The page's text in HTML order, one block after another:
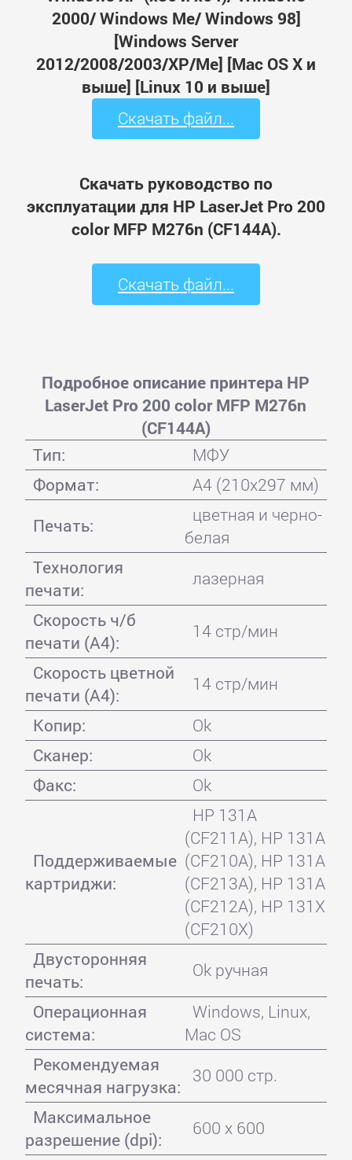
2000/ Windows Me/ Windows 98]
[Windows Server
2012/2008/2003/XP/Me] [Mac OS X и
выше] [Linux 10 и выше]
Скачать файл...
Скачать руководство по
эксплуатации для HP LaserJet Pro 200
color MFP M276n (CF144A).
Скачать файл...
Подробное описание принтера HP
LaserJet Pro 200 color MFP M276n
(CF144A)
Тип:
МФУ
Формат:
A4 (210x297 мм)
Печать:
цветная и черно-
белая
Технология
печати:
лазерная
Скорость ч/б
печати (А4):
14 стр/мин
Скорость цветной
печати (А4):
14 стр/мин
Копир:
Ok
Сканер:
Ok
Факс:
Ok
Поддерживаемые
картриджи:
HP 131A
(CF211A), HP 131A
(CF210A), HP 131A
(CF213A), HP 131A
(CF212A), HP 131X
(CF210X)
Двусторонняя
печать:
Ok ручная
Операционная
система:
Windows, Linux,
Mac OS
Рекомендуемая
месячная нагрузка:
30 000 стр.
Максимальное
разрешение (dpi):
600 x 600